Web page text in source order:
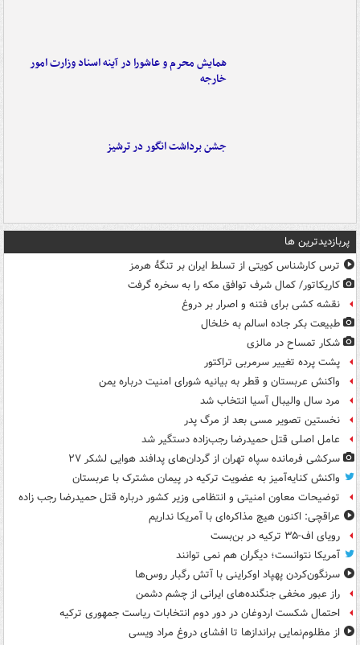
همایش محرم و عاشورا در آینه اسناد وزارت امور
خارجه
جشن برداشت انگور در ترشیز
پربازدیدترین ها
ترس کارشناس کویتی از تسلط ایران بر تنگۀ هرمز
کاریکاتور/ کمال شرف توافق مکه را به سخره گرفت
نقشه کشی برای فتنه و اصرار بر دروغ
طبیعت بکر جاده اسالم به خلخال
شکار تمساح در مالزی
پشت پرده تغییر سرمربی تراکتور
واکنش عربستان و قطر به بیانیه شورای امنیت درباره یمن
مرد سال والیبال آسیا انتخاب شد
نخستین تصویر مسی بعد از مرگ پدر
عامل اصلی قتل حمیدرضا رجب‌زاده دستگیر شد
سرکشی فرمانده سپاه تهران از گردان‌های پدافند هوایی لشکر ۲۷
واکنش کنایه‌آمیز به عضویت ترکیه در پیمان مشترک با عربستان
توضیحات معاون امنیتی و انتظامی وزیر کشور درباره قتل حمیدرضا رجب زاده
عراقچی: اکنون هیچ مذاکره‌ای با آمریکا نداریم
رویای اف-۳۵ ترکیه در بن‌بست
آمریکا نتوانست؛ دیگران هم نمی توانند
سرنگون‌کردن پهپاد اوکراینی با آتش رگبار روس‌ها
راز عبور مخفی جنگنده‌های ایرانی از چشم دشمن
احتمال شکست اردوغان در دور دوم انتخابات ریاست جمهوری ترکیه
از مظلوم‌نمایی براندازها تا افشای دروغ مراد ویسی